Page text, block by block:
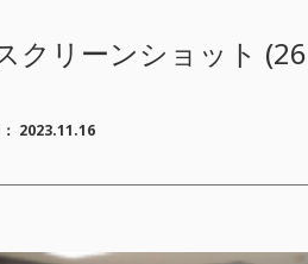
クリーンショット
2023.11.16